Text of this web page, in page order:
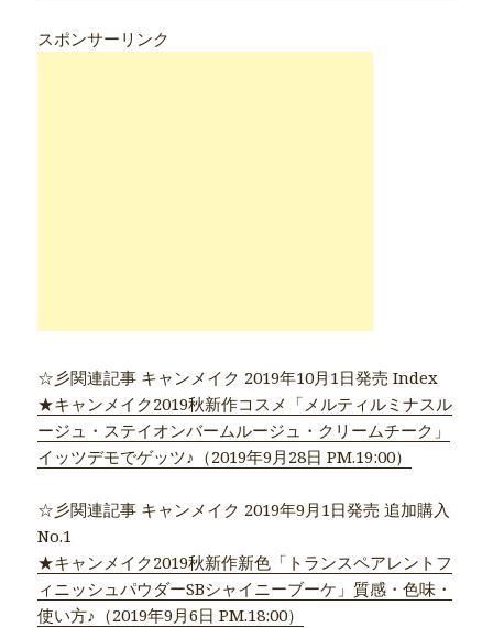
スポンサーリンク
☆彡関連記事 キャンメイク 2019年10月1日発売 Index
★キャンメイク2019秋新作コスメ「メルティルミナスル
ージュ・ステイオンバームルージュ・クリームチーク」
イッツデモでゲッツ♪（2019年9月28日 PM.19:00）
☆彡関連記事 キャンメイク 2019年9月1日発売 追加購入
No.1
★キャンメイク2019秋新作新色「トランスペアレントフ
ィニッシュパウダーSBシャイニーブーケ」質感・色味・
使い方♪（2019年9月6日 PM.18:00）